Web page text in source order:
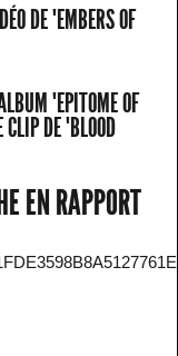
DE "EMBERS OF
"EPITOME OF
DE "BLOOD
EN RAPPORT